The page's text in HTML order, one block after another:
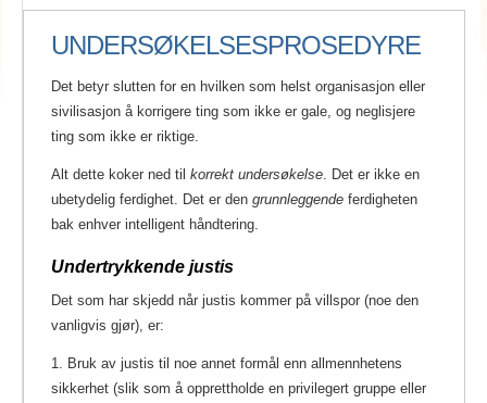
UNDERSØKELSESPROSEDYRE
Det betyr slutten for en hvilken som helst organisasjon eller
sivilisasjon å korrigere ting som ikke er gale, og neglisjere
ting som ikke er riktige.
Alt dette koker ned til korrekt undersøkelse . Det er ikke en
ubetydelig ferdighet. Det er den grunnleggende ferdigheten
bak enhver intelligent håndtering.
Undertrykkende justis
Det som har skjedd når justis kommer på villspor (noe den
vanligvis gjør), er:
1. Bruk av justis til noe annet formål enn allmennhetens
sikkerhet (slik som å opprettholde en privilegert gruppe eller